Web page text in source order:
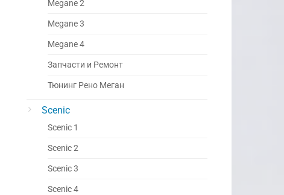
Megane 2
Megane 3
Megane 4
Запчасти и Ремонт
Тюнинг Рено Меган
Scenic
Scenic 1
Scenic 2
Scenic 3
Scenic 4